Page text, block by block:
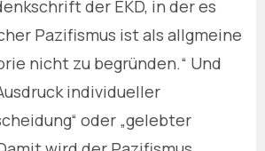
der EKD, in der es
Pazifismus ist als allgmeine
nicht zu begründen.“ Und
individueller
oder „gelebter